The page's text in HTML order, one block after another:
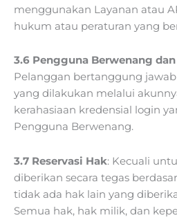
menggunakan Layanan atau
hukum atau peraturan yang
3.6 Pengguna Berwenang
Pelanggan bertanggung
yang dilakukan melalui
kerahasiaan kredensial login
Pengguna Berwenang.
3.7 Reservasi Hak: Kecuali
diberikan secara tegas
tidak ada hak lain yang
Semua hak, hak milik, dan